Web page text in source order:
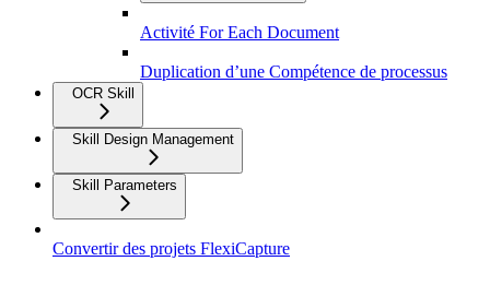
Activité For Each Document
Duplication d’une Compétence de processus
OCR Skill
Skill Design Management
Skill Parameters
Convertir des projets FlexiCapture